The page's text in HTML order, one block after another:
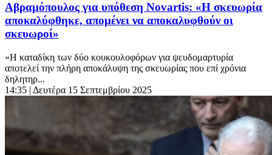
Αβραμόπουλος για υπόθεση Novartis: «Η σκευωρία
αποκαλύφθηκε, απομένει να αποκαλυφθούν οι
σκευωροί»
«Η καταδίκη των δύο κουκουλοφόρων για ψευδομαρτυρία
αποτελεί την πλήρη αποκάλυψη της σκευωρίας που επί χρόνια
δηλητηρ...
14:35 | Δευτέρα 15 Σεπτεμβρίου 2025